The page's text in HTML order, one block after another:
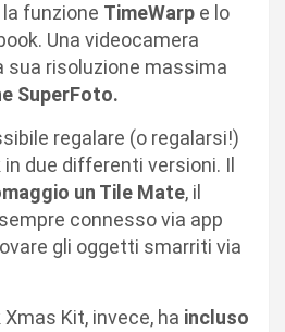
funzione TimeWarp e lo
Una videocamera
risoluzione massima
SuperFoto.
regalare (o regalarsi!)
in due differenti versioni. Il
un Tile Mate, il
connesso via app
gli oggetti smarriti via
Xmas Kit, invece, ha incluso